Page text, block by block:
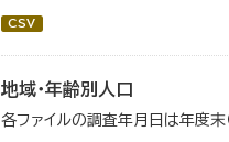
CSV
地域・年齢別人口
各ファイルの調査年月日は年度